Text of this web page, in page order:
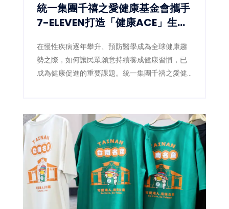
統一集團千禧之愛健康基金會攜手
7-ELEVEN打造「健康ACE」生態
在慢性疾病逐年攀升、預防醫學成為全球健康趨
勢之際，如何讓民眾願意持續養成健康習慣，已
成為健康促進的重要課題。統一集團千禧之愛健
專區，將健走、量血壓、量腰圍、均衡飲食等健
康行動融入日常生活，透過數位積分與獎勵機
制，鼓勵全民從生活型態改變開始，降低慢性疾
病風險，打造全民健康新生態。